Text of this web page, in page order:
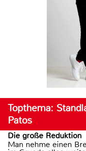
Topthema:
Patos
Die große Reduktion
Man nehme einen